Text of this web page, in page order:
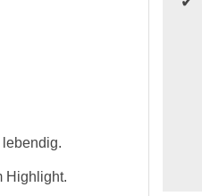
Highlight.